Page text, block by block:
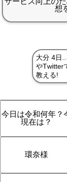
今日は令和何年？
現在は？
環奈様